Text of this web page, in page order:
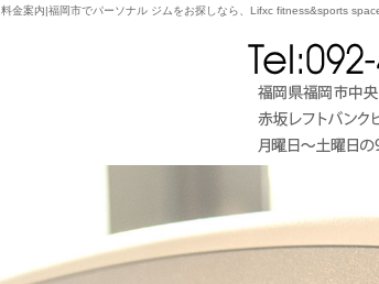
料金案内|福岡市でパーソナル ジムをお探しなら、Lifxc fitness&sports